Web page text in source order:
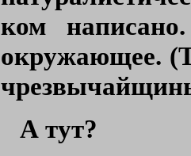
ком написано.
окружающее.
А тут?